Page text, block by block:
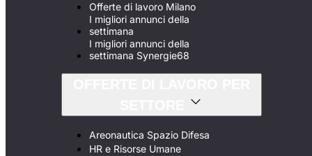
Offerte di lavoro Milano
I migliori annunci della
settimana
I migliori annunci della
settimana Synergie68
Areonautica Spazio Difesa
HR e Risorse Umane